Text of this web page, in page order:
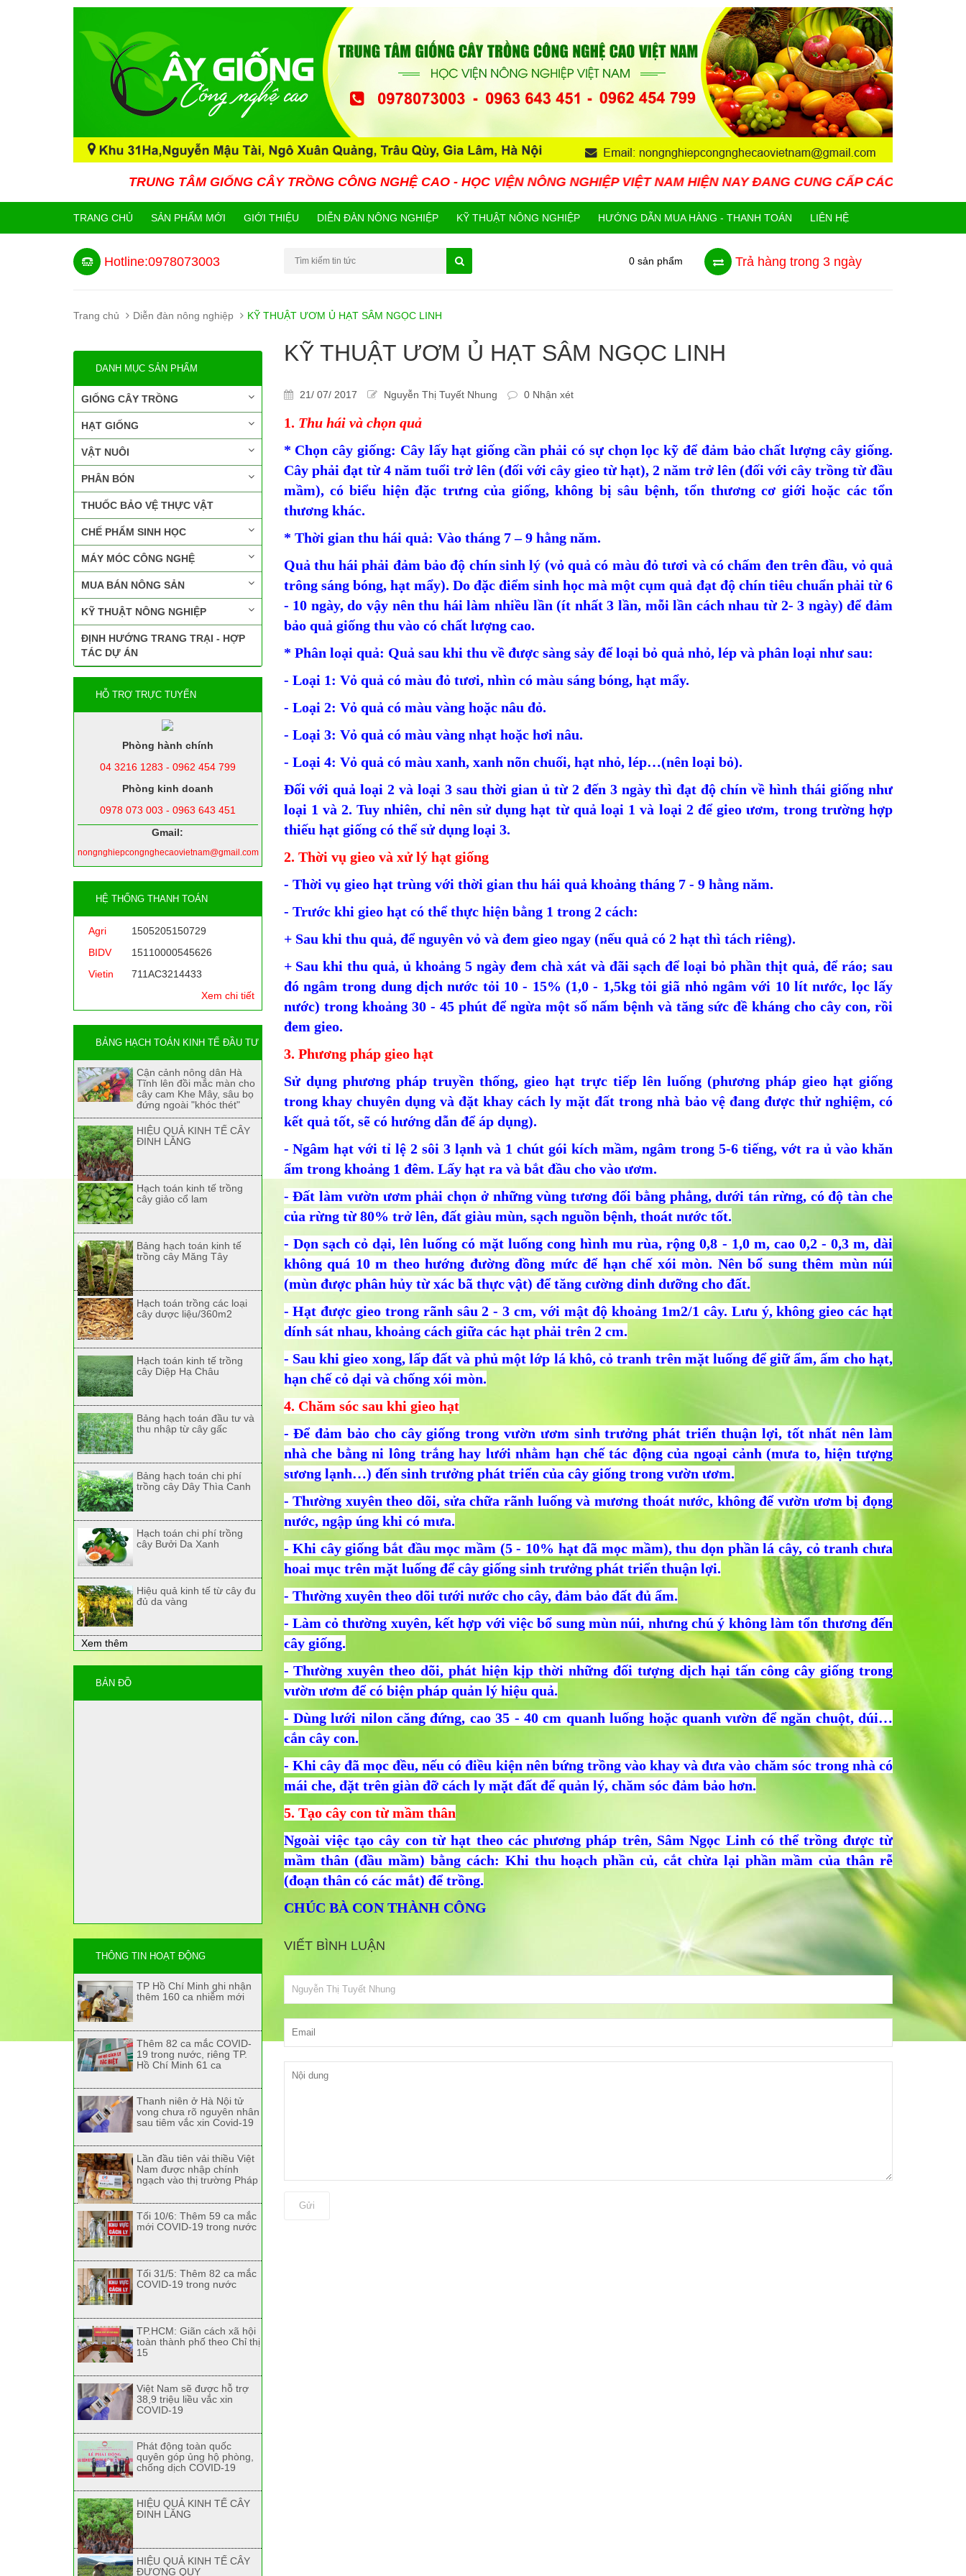
TRUNG TÂM GIỐNG CÂY TRỒNG CÔNG NGHỆ CAO - HỌC VIỆN NÔNG NGHIỆP VIỆT NAM HIỆN NAY ĐANG CUNG CẤP CÁC LOẠI GIỐNG
TRANG CHỦ SẢN PHẨM MỚI GIỚI THIỆU DIỄN ĐÀN NÔNG NGHIỆP KỸ THUẬT NÔNG NGHIỆP HƯỚNG DẪN MUA HÀNG - THANH TOÁN LIÊN HỆ
Hotline:0978073003 0 sản phẩm Trả hàng trong 3 ngày
Trang chủ Diễn đàn nông nghiệp KỸ THUẬT ƯƠM Ủ HẠT SÂM NGỌC LINH
DANH MỤC SẢN PHẨM
GIỐNG CÂY TRỒNG
HẠT GIỐNG
VẬT NUÔI
PHÂN BÓN
THUỐC BẢO VỆ THỰC VẬT
CHẾ PHẨM SINH HỌC
MÁY MÓC CÔNG NGHỆ
MUA BÁN NÔNG SẢN
KỸ THUẬT NÔNG NGHIỆP
ĐỊNH HƯỚNG TRANG TRẠI - HỢP
TÁC DỰ ÁN
HỖ TRỢ TRỰC TUYẾN
Phòng hành chính
04 3216 1283 - 0962 454 799
Phòng kinh doanh
0978 073 003 - 0963 643 451
Gmail:
nongnghiepcongnghecaovietnam@gmail.com
HỆ THỐNG THANH TOÁN
Agri
1505205150729
BIDV
15110000545626
Vietin
711AC3214433
Xem chi tiết
BẢNG HẠCH TOÁN KINH TẾ ĐẦU TƯ
Cận cảnh nông dân Hà
Tĩnh lên đồi mắc màn cho
cây cam Khe Mây, sâu bọ
đứng ngoài "khóc thét"
HIỆU QUẢ KINH TẾ CÂY
ĐINH LĂNG
Hạch toán kinh tế trồng
cây giảo cổ lam
Bảng hạch toán kinh tế
trồng cây Măng Tây
Hạch toán trồng các loại
cây dược liệu/360m2
Hạch toán kinh tế trồng
cây Diệp Hạ Châu
Bảng hạch toán đầu tư và
thu nhập từ cây gấc
Bảng hạch toán chi phí
trồng cây Dây Thìa Canh
Hạch toán chi phí trồng
cây Bưởi Da Xanh
Hiệu quả kinh tế từ cây đu
đủ da vàng
Xem thêm
BẢN ĐỒ
THÔNG TIN HOẠT ĐỘNG
TP Hồ Chí Minh ghi nhận
thêm 160 ca nhiễm mới
Thêm 82 ca mắc COVID-
19 trong nước, riêng TP.
Hồ Chí Minh 61 ca
Thanh niên ở Hà Nội tử
vong chưa rõ nguyên nhân
sau tiêm vắc xin Covid-19
Lần đầu tiên vải thiều Việt
Nam được nhập chính
ngạch vào thị trường Pháp
Tối 10/6: Thêm 59 ca mắc
mới COVID-19 trong nước
Tối 31/5: Thêm 82 ca mắc
COVID-19 trong nước
TP.HCM: Giãn cách xã hội
toàn thành phố theo Chỉ thị
15
Việt Nam sẽ được hỗ trợ
38,9 triệu liều vắc xin
COVID-19
Phát động toàn quốc
quyên góp ủng hộ phòng,
chống dịch COVID-19
HIỆU QUẢ KINH TẾ CÂY
ĐINH LĂNG
HIỆU QUẢ KINH TẾ CÂY
ĐƯƠNG QUY
KỸ THUẬT ƯƠM Ủ HẠT SÂM NGỌC LINH
21/ 07/ 2017 Nguyễn Thị Tuyết Nhung 0 Nhận xét
1. Thu hái và chọn quả
* Chọn cây giống: Cây lấy hạt giống cần phải có sự chọn lọc kỹ để đảm bảo chất lượng cây giống.
Cây phải đạt từ 4 năm tuổi trở lên (đối với cây gieo từ hạt), 2 năm trở lên (đối với cây trồng từ đầu
mầm), có biểu hiện đặc trưng của giống, không bị sâu bệnh, tổn thương cơ giới hoặc các tổn
thương khác.
* Thời gian thu hái quả: Vào tháng 7 – 9 hằng năm.
Quả thu hái phải đảm bảo độ chín sinh lý (vỏ quả có màu đỏ tươi và có chấm đen trên đầu, vỏ quả
trông sáng bóng, hạt mẩy). Do đặc điểm sinh học mà một cụm quả đạt độ chín tiêu chuẩn phải từ 6
- 10 ngày, do vậy nên thu hái làm nhiều lần (ít nhất 3 lần, mỗi lần cách nhau từ 2- 3 ngày) để đảm
bảo quả giống thu vào có chất lượng cao.
* Phân loại quả: Quả sau khi thu về được sàng sảy để loại bỏ quả nhỏ, lép và phân loại như sau:
- Loại 1: Vỏ quả có màu đỏ tươi, nhìn có màu sáng bóng, hạt mẩy.
- Loại 2: Vỏ quả có màu vàng hoặc nâu đỏ.
- Loại 3: Vỏ quả có màu vàng nhạt hoặc hơi nâu.
- Loại 4: Vỏ quả có màu xanh, xanh nõn chuối, hạt nhỏ, lép…(nên loại bỏ).
Đối với quả loại 2 và loại 3 sau thời gian ủ từ 2 đến 3 ngày thì đạt độ chín về hình thái giống như
loại 1 và 2. Tuy nhiên, chỉ nên sử dụng hạt từ quả loại 1 và loại 2 để gieo ươm, trong trường hợp
thiếu hạt giống có thể sử dụng loại 3.
2. Thời vụ gieo và xử lý hạt giống
- Thời vụ gieo hạt trùng với thời gian thu hái quả khoảng tháng 7 - 9 hằng năm.
- Trước khi gieo hạt có thể thực hiện bằng 1 trong 2 cách:
+ Sau khi thu quả, để nguyên vỏ và đem gieo ngay (nếu quả có 2 hạt thì tách riêng).
+ Sau khi thu quả, ủ khoảng 5 ngày đem chà xát và đãi sạch để loại bỏ phần thịt quả, để ráo; sau
đó ngâm trong dung dịch nước tỏi 10 - 15% (1,0 - 1,5kg tỏi giã nhỏ ngâm với 10 lít nước, lọc lấy
nước) trong khoảng 30 - 45 phút để ngừa một số nấm bệnh và tăng sức đề kháng cho cây con, rồi
đem gieo.
3. Phương pháp gieo hạt
Sử dụng phương pháp truyền thống, gieo hạt trực tiếp lên luống (phương pháp gieo hạt giống
trong khay chuyên dụng và đặt khay cách ly mặt đất trong nhà bảo vệ đang được thử nghiệm, có
kết quả tốt, sẽ có hướng dẫn để áp dụng).
- Ngâm hạt với tỉ lệ 2 sôi 3 lạnh và 1 chút gói kích mầm, ngâm trong 5-6 tiếng, vớt ra ủ vào khăn
ẩm trong khoảng 1 đêm. Lấy hạt ra và bắt đầu cho vào ươm.
- Đất làm vườn ươm phải chọn ở những vùng tương đối bằng phẳng, dưới tán rừng, có độ tàn che
của rừng từ 80% trở lên, đất giàu mùn, sạch nguồn bệnh, thoát nước tốt.
- Dọn sạch cỏ dại, lên luống có mặt luống cong hình mu rùa, rộng 0,8 - 1,0 m, cao 0,2 - 0,3 m, dài
không quá 10 m theo hướng đường đồng mức để hạn chế xói mòn. Nên bổ sung thêm mùn núi
(mùn được phân hủy từ xác bã thực vật) để tăng cường dinh dưỡng cho đất.
- Hạt được gieo trong rãnh sâu 2 - 3 cm, với mật độ khoảng 1m2/1 cây. Lưu ý, không gieo các hạt
dính sát nhau, khoảng cách giữa các hạt phải trên 2 cm.
- Sau khi gieo xong, lấp đất và phủ một lớp lá khô, cỏ tranh trên mặt luống để giữ ẩm, ấm cho hạt,
hạn chế cỏ dại và chống xói mòn.
4. Chăm sóc sau khi gieo hạt
- Để đảm bảo cho cây giống trong vườn ươm sinh trưởng phát triển thuận lợi, tốt nhất nên làm
nhà che bằng ni lông trắng hay lưới nhằm hạn chế tác động của ngoại cảnh (mưa to, hiện tượng
sương lạnh…) đến sinh trưởng phát triển của cây giống trong vườn ươm.
- Thường xuyên theo dõi, sửa chữa rãnh luống và mương thoát nước, không để vườn ươm bị đọng
nước, ngập úng khi có mưa.
- Khi cây giống bắt đầu mọc mầm (5 - 10% hạt đã mọc mầm), thu dọn phần lá cây, cỏ tranh chưa
hoai mục trên mặt luống để cây giống sinh trưởng phát triển thuận lợi.
- Thường xuyên theo dõi tưới nước cho cây, đảm bảo đất đủ ẩm.
- Làm cỏ thường xuyên, kết hợp với việc bổ sung mùn núi, nhưng chú ý không làm tổn thương đến
cây giống.
- Thường xuyên theo dõi, phát hiện kịp thời những đối tượng dịch hại tấn công cây giống trong
vườn ươm để có biện pháp quản lý hiệu quả.
- Dùng lưới nilon căng đứng, cao 35 - 40 cm quanh luống hoặc quanh vườn để ngăn chuột, dúi…
cắn cây con.
- Khi cây đã mọc đều, nếu có điều kiện nên bứng trồng vào khay và đưa vào chăm sóc trong nhà có
mái che, đặt trên giàn đỡ cách ly mặt đất để quản lý, chăm sóc đảm bảo hơn.
5. Tạo cây con từ mầm thân
Ngoài việc tạo cây con từ hạt theo các phương pháp trên, Sâm Ngọc Linh có thể trồng được từ
mầm thân (đầu mầm) bằng cách: Khi thu hoạch phần củ, cắt chừa lại phần mầm của thân rễ
(đoạn thân có các mắt) để trồng.
CHÚC BÀ CON THÀNH CÔNG
VIẾT BÌNH LUẬN
Gửi